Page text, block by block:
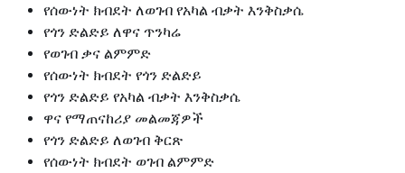
የሰውነት ክብደት ለወገብ የአካል ብቃት እንቅስቃሴ
የጎን ድልድይ ለዋና ጥንካሬ
የወገብ ቃና ልምምድ
የሰውነት ክብደት የጎን ድልድይ
የጎን ድልድይ የአካል ብቃት እንቅስቃሴ
ዋና የማጠናከሪያ መልመጃዎች
የጎን ድልድይ ለወገብ ቅርጽ
የሰውነት ክብደት ወገብ ልምምድ